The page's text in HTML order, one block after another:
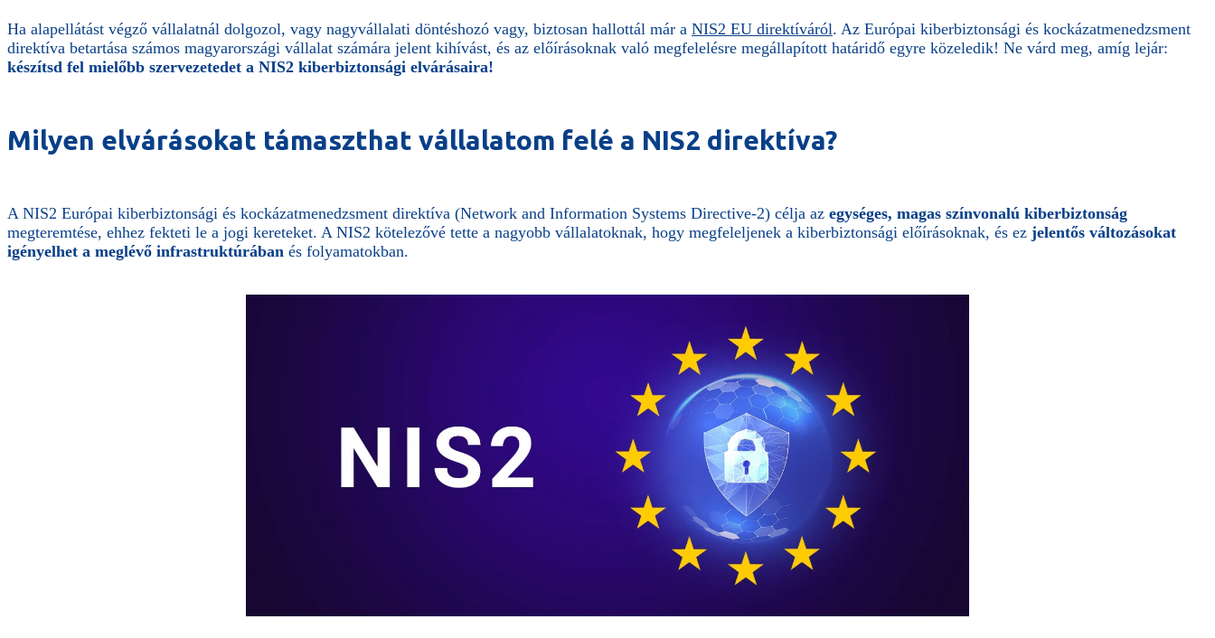
Ha alapellátást végző vállalatnál dolgozol, vagy nagyvállalati döntéshozó vagy, biztosan hallottál már a NIS2 EU direktíváról. Az Európai kiberbiztonsági és kockázatmenedzsment
direktíva betartása számos magyarországi vállalat számára jelent kihívást, és az előírásoknak való megfelelésre megállapított határidő egyre közeledik! Ne várd meg, amíg lejár:
készítsd fel mielőbb szervezetedet a NIS2 kiberbiztonsági elvárásaira!
Milyen elvárásokat támaszthat vállalatom felé a NIS2 direktíva?
A NIS2 Európai kiberbiztonsági és kockázatmenedzsment direktíva (Network and Information Systems Directive-2) célja az egységes, magas színvonalú kiberbiztonság
megteremtése, ehhez fekteti le a jogi kereteket. A NIS2 kötelezővé tette a nagyobb vállalatoknak, hogy megfeleljenek a kiberbiztonsági előírásoknak, és ez jelentős változásokat
igényelhet a meglévő infrastruktúrában és folyamatokban.